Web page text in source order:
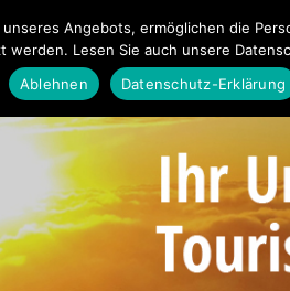
Angebots, ermöglichen die
werden. Lesen Sie auch unsere
Ablehnen Datenschutz-Erklärung